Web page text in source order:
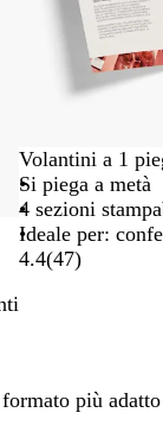
Volantini a 1
Si piega a metà
4 sezioni
Ideale per:
4.4(47)
più